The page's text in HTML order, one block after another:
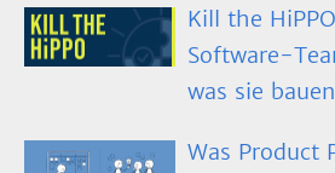
Kill the
Software-
was sie bauen
Was Product